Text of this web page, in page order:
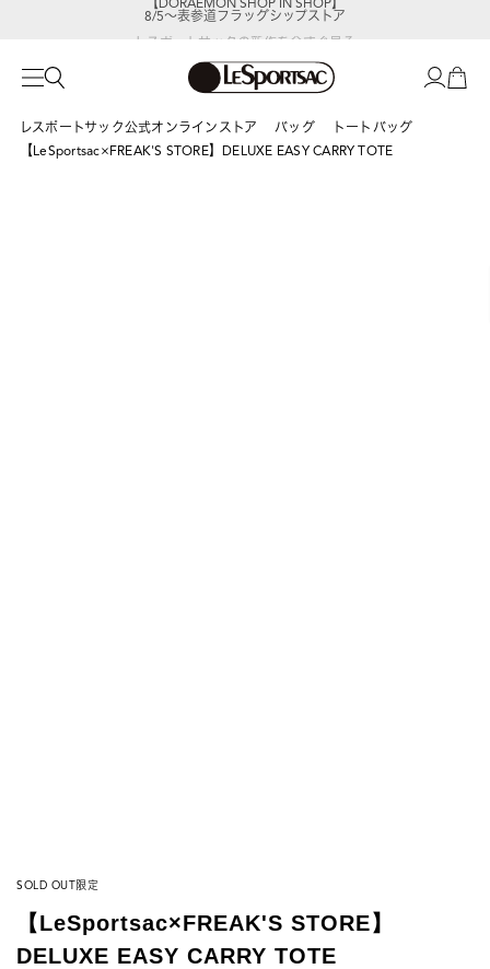
8/5～表参道フラッグシップストア
レスポートサック公式オンラインストア バッグ
トートバッグ
【LeSportsac×FREAK'S STORE】DELUXE EASY CARRY TOTE
SOLD OUT限定
【LeSportsac×FREAK'S STORE】
DELUXE EASY CARRY TOTE